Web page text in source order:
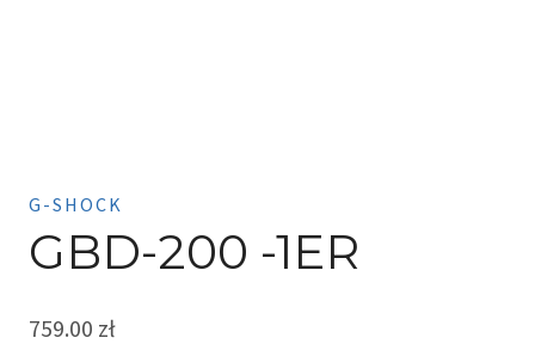
G-SHOCK
GBD-200 -1ER
759.00 zł